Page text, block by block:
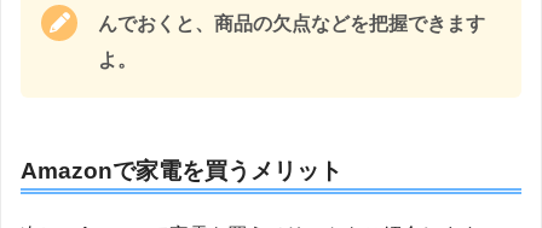
んでおくと、商品の欠点などを把握できます
よ。
Amazonで家電を買うメリット